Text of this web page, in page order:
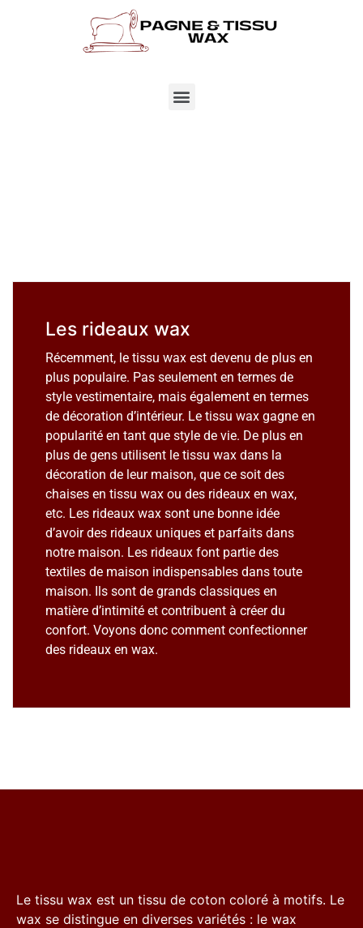
Les rideaux wax
Récemment, le tissu wax est devenu de plus en
plus populaire. Pas seulement en termes de
style vestimentaire, mais également en termes
de décoration d’intérieur. Le tissu wax gagne en
popularité en tant que style de vie. De plus en
plus de gens utilisent le tissu wax dans la
décoration de leur maison, que ce soit des
chaises en tissu wax ou des rideaux en wax,
etc. Les rideaux wax sont une bonne idée
d’avoir des rideaux uniques et parfaits dans
notre maison. Les rideaux font partie des
textiles de maison indispensables dans toute
maison. Ils sont de grands classiques en
matière d’intimité et contribuent à créer du
confort. Voyons donc comment confectionner
des rideaux en wax.
Le tissu wax est un tissu de coton coloré à motifs. Le
wax se distingue en diverses variétés : le wax